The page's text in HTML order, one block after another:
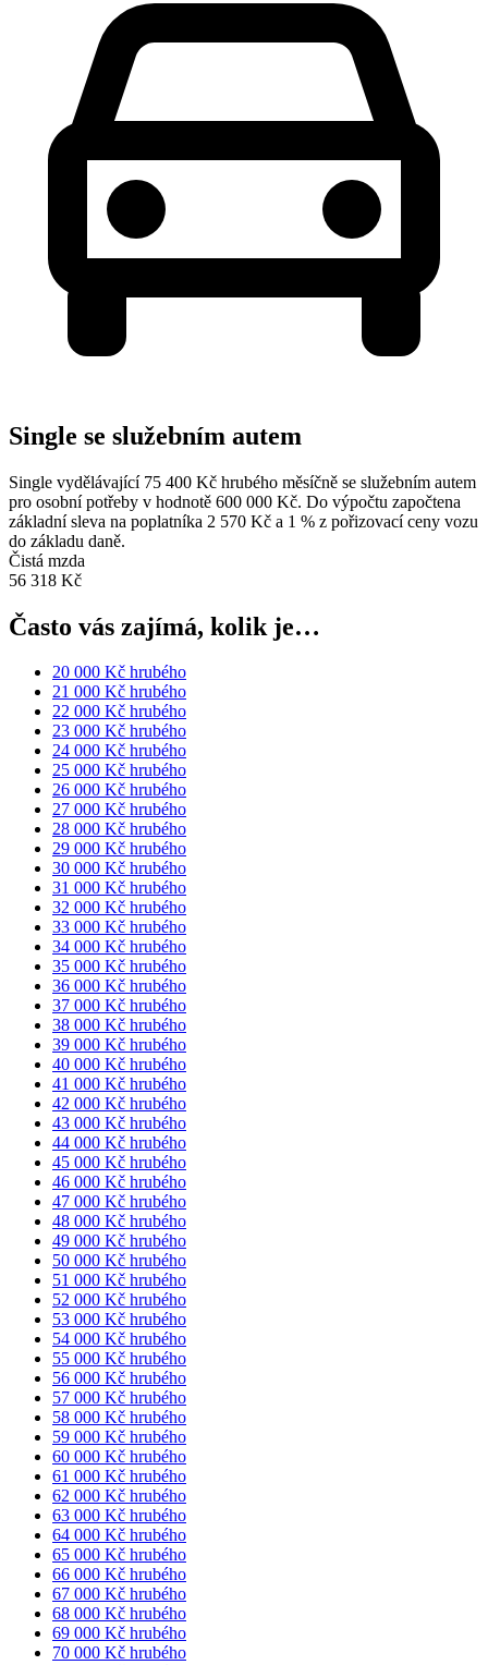
Single se služebním autem
Single vydělávající 75 400 Kč hrubého měsíčně se služebním autem
pro osobní potřeby v hodnotě 600 000 Kč. Do výpočtu započtena
základní sleva na poplatníka 2 570 Kč a 1 % z pořizovací ceny vozu
do základu daně.
Čistá mzda
56 318 Kč
Často vás zajímá, kolik je…
20 000 Kč hrubého
21 000 Kč hrubého
22 000 Kč hrubého
23 000 Kč hrubého
24 000 Kč hrubého
25 000 Kč hrubého
26 000 Kč hrubého
27 000 Kč hrubého
28 000 Kč hrubého
29 000 Kč hrubého
30 000 Kč hrubého
31 000 Kč hrubého
32 000 Kč hrubého
33 000 Kč hrubého
34 000 Kč hrubého
35 000 Kč hrubého
36 000 Kč hrubého
37 000 Kč hrubého
38 000 Kč hrubého
39 000 Kč hrubého
40 000 Kč hrubého
41 000 Kč hrubého
42 000 Kč hrubého
43 000 Kč hrubého
44 000 Kč hrubého
45 000 Kč hrubého
46 000 Kč hrubého
47 000 Kč hrubého
48 000 Kč hrubého
49 000 Kč hrubého
50 000 Kč hrubého
51 000 Kč hrubého
52 000 Kč hrubého
53 000 Kč hrubého
54 000 Kč hrubého
55 000 Kč hrubého
56 000 Kč hrubého
57 000 Kč hrubého
58 000 Kč hrubého
59 000 Kč hrubého
60 000 Kč hrubého
61 000 Kč hrubého
62 000 Kč hrubého
63 000 Kč hrubého
64 000 Kč hrubého
65 000 Kč hrubého
66 000 Kč hrubého
67 000 Kč hrubého
68 000 Kč hrubého
69 000 Kč hrubého
70 000 Kč hrubého